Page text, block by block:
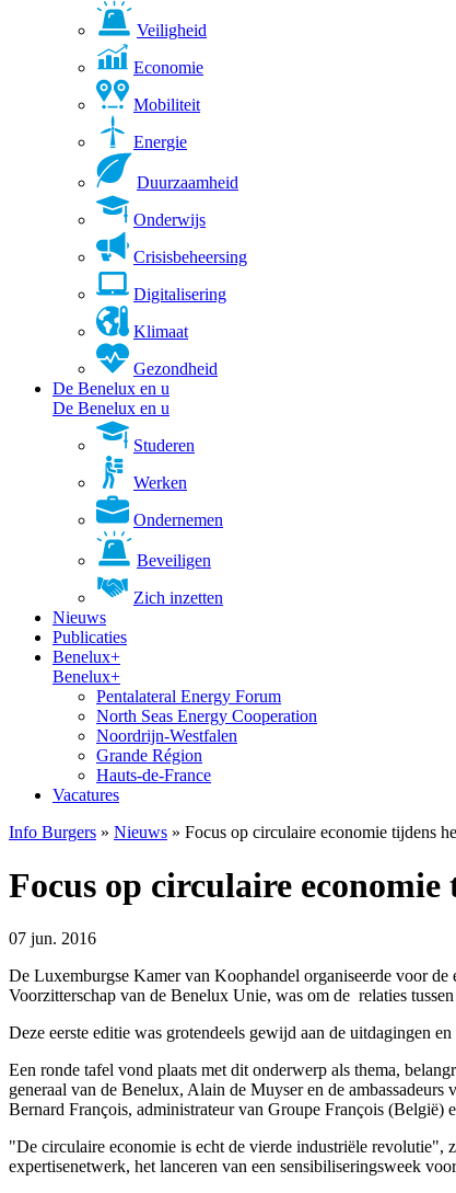
Veiligheid
Economie
Mobiliteit
Energie
Duurzaamheid
Onderwijs
Crisisbeheersing
Digitalisering
Klimaat
Gezondheid
De Benelux en u
De Benelux en u
Studeren
Werken
Ondernemen
Beveiligen
Zich inzetten
Nieuws
Publicaties
Benelux+
Benelux+
Pentalateral Energy Forum
North Seas Energy Cooperation
Noordrijn-Westfalen
Grande Région
Hauts-de-France
Vacatures
Info Burgers » Nieuws » Focus op circulaire economie tijdens
Focus op circulaire
07 jun. 2016
De Luxemburgse Kamer van Koophandel organiseerde voor
Voorzitterschap van de Benelux Unie, was om de relaties
Deze eerste editie was grotendeels gewijd aan de uitdagingen
Een ronde tafel vond plaats met dit onderwerp als thema,
generaal van de Benelux, Alain de Muyser en de
Bernard François, administrateur van Groupe François
"De circulaire economie is echt de vierde industriële revolutie",
expertisenetwerk, het lanceren van een sensibiliseringsweek